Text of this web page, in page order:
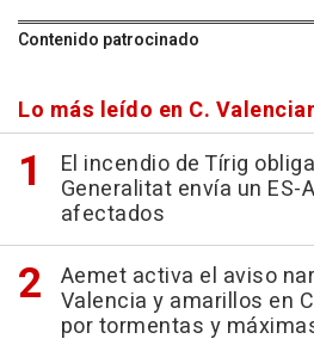
Contenido patrocinado
Lo más leído en C.
El incendio de Tírig
Generalitat envía un
afectados
Aemet activa el aviso
Valencia y amarillos en
por tormentas y